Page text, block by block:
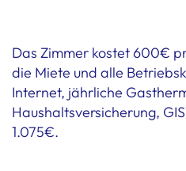
Das Zimmer kostet 600€
die Miete und alle
Internet, jährliche
Haushaltsversicherung,
1.075€.